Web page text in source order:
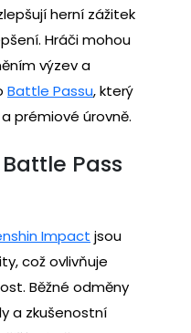
herní zážitek
Hráči mohou
výzev a
Battle Passu, který
prémiové úrovně.
Pass
Impact jsou
což ovlivňuje
Běžné odměny
a zkušenostní